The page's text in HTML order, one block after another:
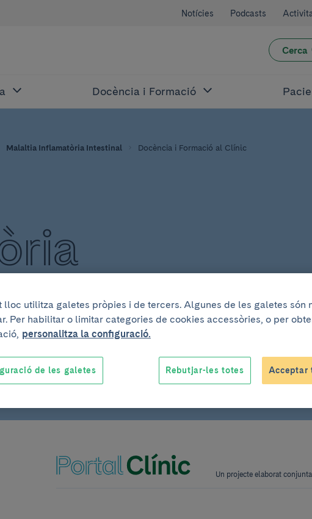
Notícies Podcasts
Cerca
Docència i Formació
Malaltia Inflamatòria Intestinal Docència i Formació al Clínic
Un projecte elaborat
lloc utilitza galetes pròpies i de tercers. Algunes de les galetes són
Per habilitar o limitar categories de cookies accessòries, o per
personalitza la configuració.
Rebutjar-les totes Acceptar
de les galetes